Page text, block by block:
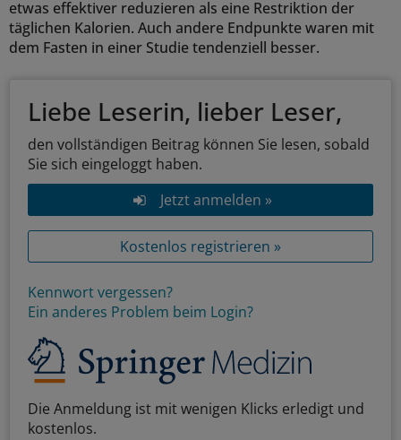
etwas effektiver reduzieren als eine Restriktion der
täglichen Kalorien. Auch andere Endpunkte waren mit
dem Fasten in einer Studie tendenziell besser.
Liebe Leserin, lieber Leser,
den vollständigen Beitrag können Sie lesen, sobald
Sie sich eingeloggt haben.
Jetzt anmelden »
Kostenlos registrieren »
Kennwort vergessen?
Ein anderes Problem beim Login?
Die Anmeldung ist mit wenigen Klicks erledigt und
kostenlos.